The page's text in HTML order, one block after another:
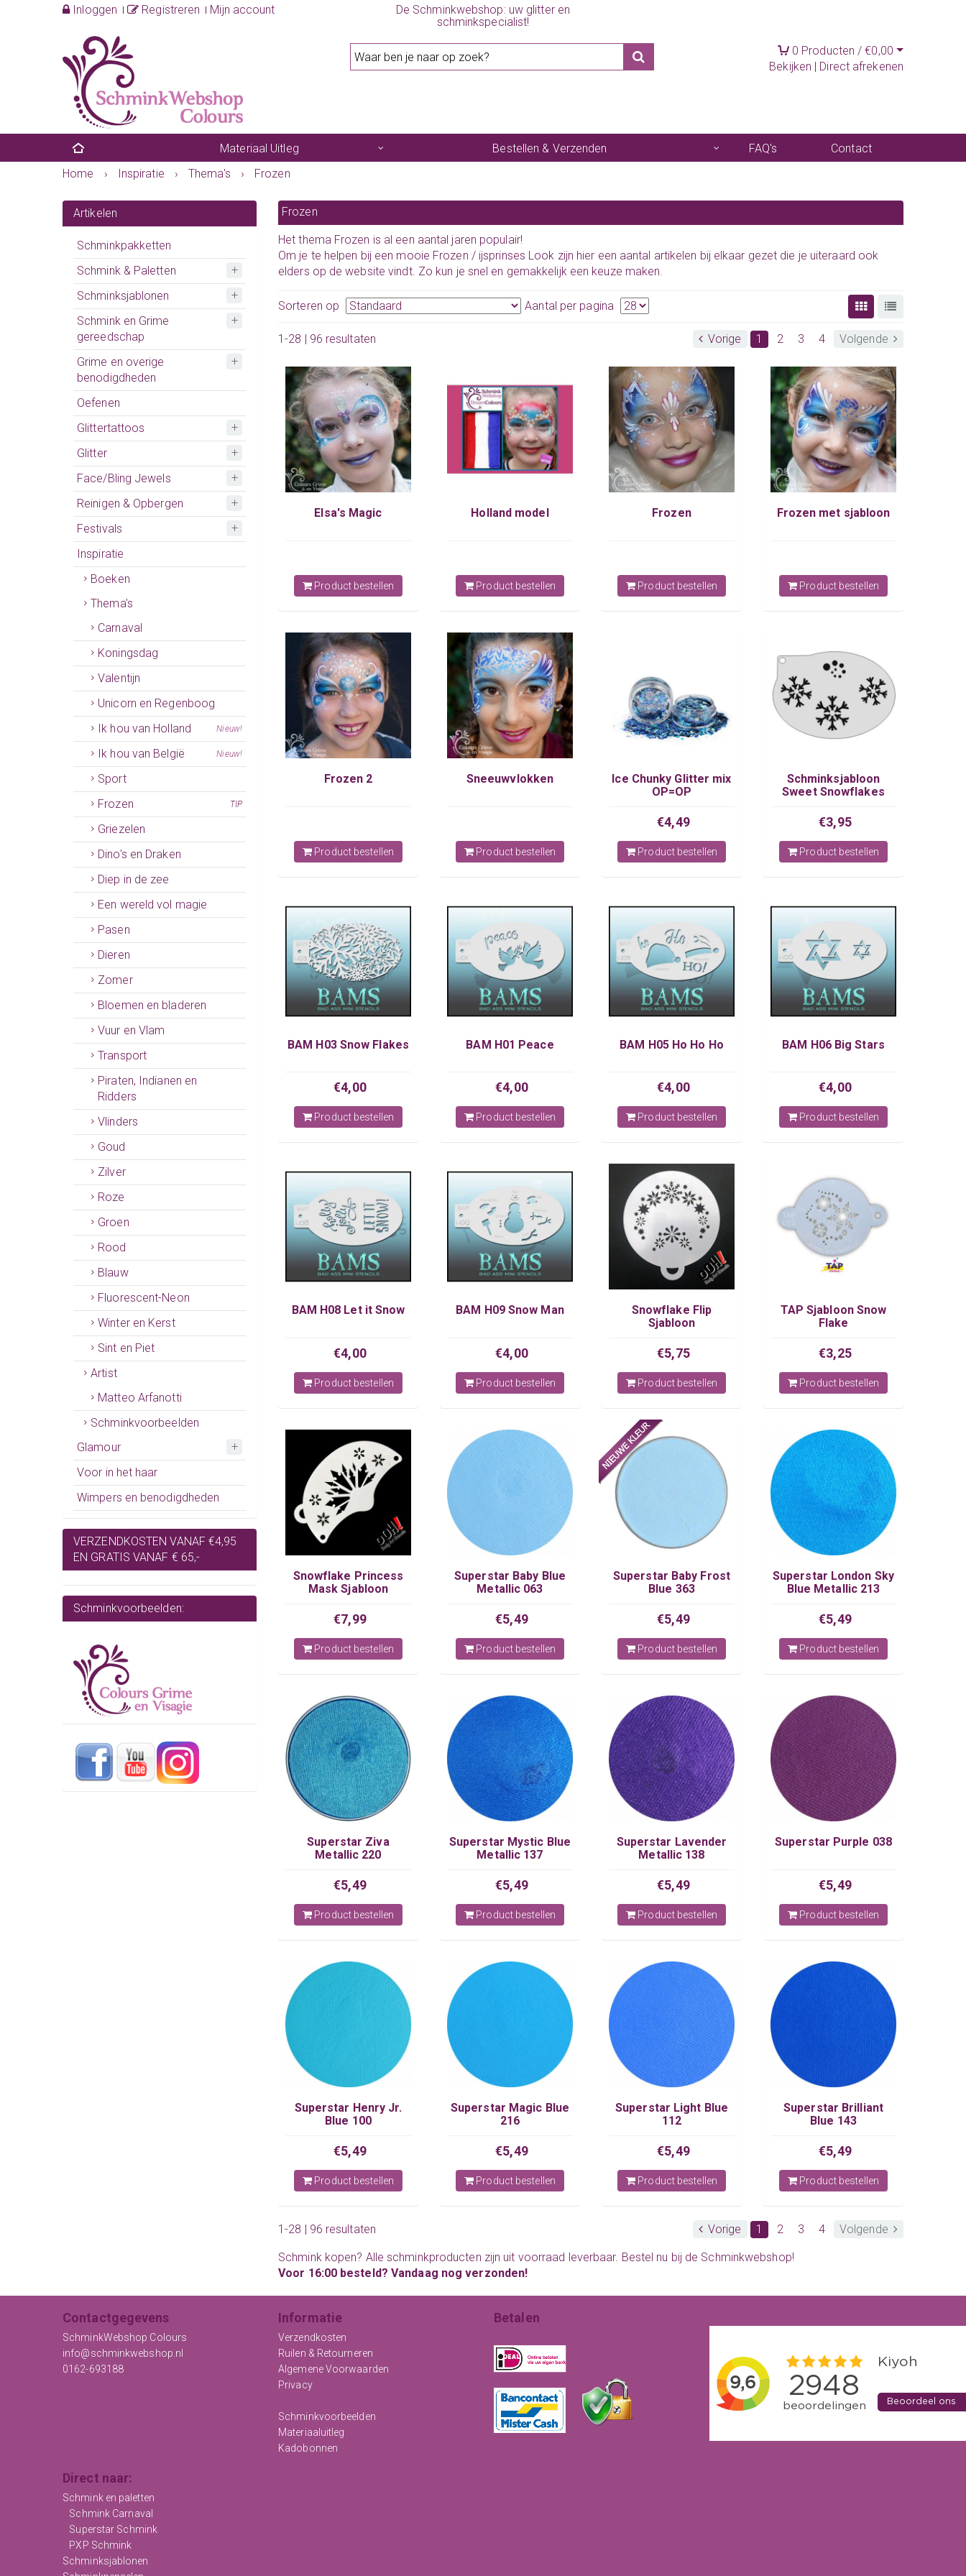
Inloggen Registreren Mijn account
De Schminkwebshop: uw glitter en
schminkspecialist!
0 Producten /€0,00
Bekijken | Direct afrekenen
Materiaal Uitleg Bestellen & Verzenden FAQ's
Contact
Home
› Inspiratie › Thema's › Frozen
Artikelen
Schminkpakketten
Schmink & Paletten
Schminksjablonen
Schmink en Grime
gereedschap
Grime en overige
benodigdheden
Oefenen
Glittertattoos
Glitter
Face/Bling Jewels
Reinigen & Opbergen
Festivals
Inspiratie
Boeken
Thema's
Carnaval
Koningsdag
Valentijn
Unicorn en Regenboog
Ik hou van Holland
Nieuw!
Ik hou van België Nieuw!
Sport
Frozen
TIP
Griezelen
Dino's en Draken
Diep in de zee
Een wereld vol magie
Pasen
Dieren
Zomer
Bloemen en bladeren
Vuur en Vlam
Transport
Piraten, Indianen en
Ridders
Vlinders
Goud
Zilver
Roze
Groen
Rood
Blauw
Fluorescent-Neon
Winter en Kerst
Sint en Piet
Artist
Matteo Arfanotti
Schminkvoorbeelden
Glamour
Voor in het haar
Wimpers en benodigdheden
VERZENDKOSTEN VANAF €4,95
EN GRATIS VANAF € 65,-
Schminkvoorbeelden:
Frozen
Het thema Frozen is al een aantal jaren populair!
Om je te helpen bij een mooie Frozen / ijsprinses Look zijn hier een aantal artikelen bij elkaar gezet die je uiteraard ook
elders op de website vindt. Zo kun je snel en gemakkelijk een keuze maken.
Sorteren op Aantal per pagina
1-28 | 96 resultaten Vorige 1 2 3 4 Volgende
Elsa's Magic
Product bestellen
Holland model
Product bestellen
Frozen
Product bestellen
Frozen met sjabloon
Product bestellen
Frozen 2
Product bestellen
Sneeuwvlokken
Product bestellen
Ice Chunky Glitter mix
OP=OP
€4,49
Product bestellen
Schminksjabloon
Sweet Snowflakes
€3,95
Product bestellen
BAM H03 Snow Flakes
€4,00
Product bestellen
BAM H01 Peace
€4,00
Product bestellen
BAM H05 Ho Ho Ho
€4,00
Product bestellen
BAM H06 Big Stars
€4,00
Product bestellen
BAM H08 Let it Snow
€4,00
Product bestellen
BAM H09 Snow Man
€4,00
Product bestellen
Snowflake Flip
Sjabloon
€5,75
Product bestellen
TAP Sjabloon Snow
Flake
€3,25
Product bestellen
Snowflake Princess
Mask Sjabloon
€7,99
Product bestellen
Superstar Baby Blue
Metallic 063
€5,49
Product bestellen
Superstar Baby Frost
Blue 363
€5,49
Product bestellen
Superstar London Sky
Blue Metallic 213
€5,49
Product bestellen
Superstar Ziva
Metallic 220
€5,49
Product bestellen
Superstar Mystic Blue
Metallic 137
€5,49
Product bestellen
Superstar Lavender
Metallic 138
€5,49
Product bestellen
Superstar Purple 038
€5,49
Product bestellen
Superstar Henry Jr.
Blue 100
€5,49
Product bestellen
Superstar Magic Blue
216
€5,49
Product bestellen
Superstar Light Blue
112
€5,49
Product bestellen
Superstar Brilliant
Blue 143
€5,49
Product bestellen
1-28 | 96 resultaten Vorige 1 2 3 4 Volgende
Schmink kopen? Alle schminkproducten zijn uit voorraad leverbaar. Bestel nu bij de Schminkwebshop!
Voor 16:00 besteld? Vandaag nog verzonden!
Contactgegevens
SchminkWebshop Colours
info@schminkwebshop.nl
0162-693188
Informatie
Verzendkosten
Ruilen & Retourneren
Algemene Voorwaarden
Privacy
Schminkvoorbeelden
Materiaaluitleg
Kadobonnen
Betalen
Direct naar:
Schmink en paletten
Schmink Carnaval
Superstar Schmink
PXP Schmink
Schminksjablonen